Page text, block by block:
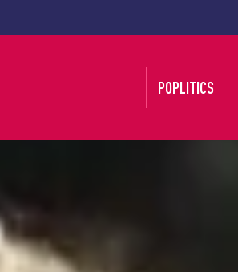
POPLITICS